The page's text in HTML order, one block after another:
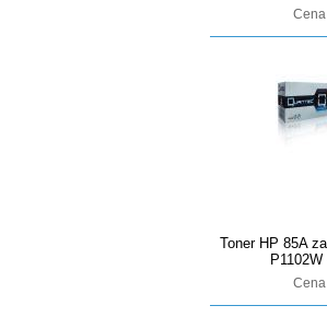
Toner HP 85A